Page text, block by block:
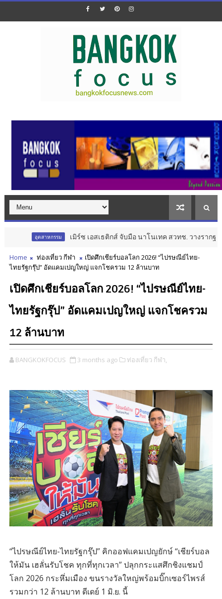
อุตสาหกรรม เมิร์ซ เอสเธติกส์ จับมือ นาโนเทค สวทช. วางรากฐาน
Home ท่องเที่ยว กีฬา
เปิดศึกเชียร์บอลโลก 2026! “ไปรษณีย์ไทย-
ไทยรัฐกรุ๊ป” อัดแคมเปญใหญ่ แจกโชครวม 12 ล้านบาท
เปิดศึกเชียร์บอลโลก 2026! “ไปรษณีย์ไทย-
ไทยรัฐกรุ๊ป” อัดแคมเปญใหญ่ แจกโชครวม
12 ล้านบาท
BANGKOKFOCUS 3 months ago ท่องเที่ยว กีฬา,
“ไปรษณีย์ไทย-ไทยรัฐกรุ๊ป” คิกออฟแคมเปญยักษ์ “เชียร์บอล
ให้มัน เฮลั่นรับโชค ทุกที่ทุกเวลา” ปลุกกระแสศึกชิงแชมป์
โลก 2026 กระหึ่มเมือง ขนรางวัลใหญ่พร้อมบิ๊กเซอร์ไพรส์
รวมกว่า 12 ล้านบาท ดีเดย์ 1 มิ.ย. นี้